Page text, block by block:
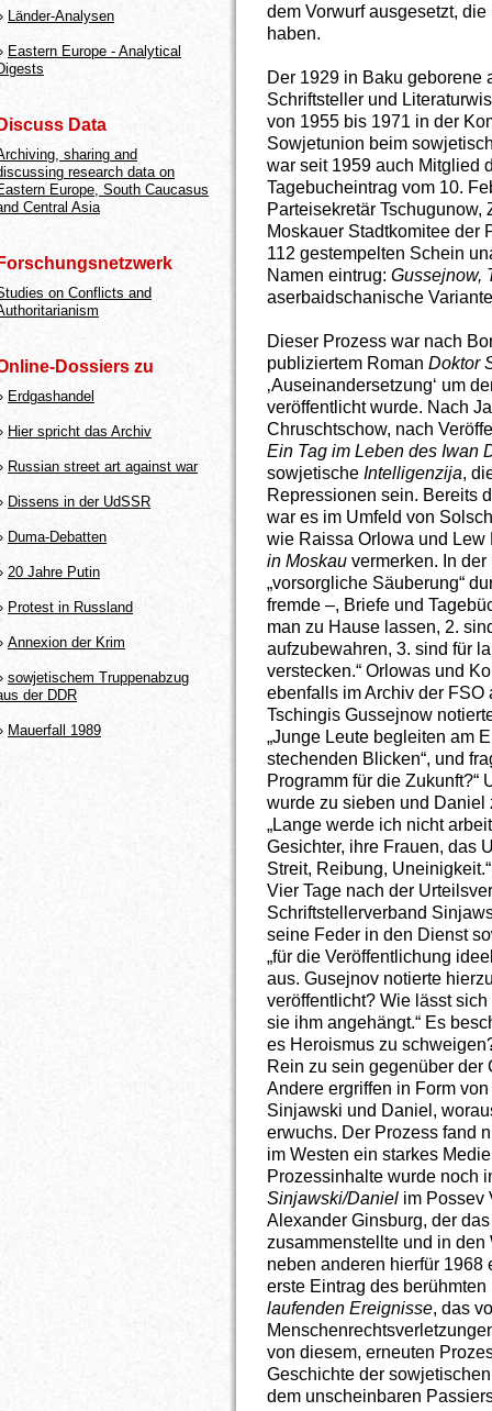
dem Vorwurf ausgesetzt,
haben.
Der 1929 in Baku geborene
Schriftsteller und
von 1955 bis 1971 in der
Sowjetunion beim
war seit 1959 auch Mitglied
Tagebucheintrag vom 10.
Parteisekretär
Moskauer Stadtkomitee der
112 gestempelten Schein
Namen eintrug: Gussejnow,
aserbaidschanische
Dieser Prozess war nach
publiziertem Roman Doktor
‚Auseinandersetzung‘ um
veröffentlicht wurde. Nach
Chruschtschow, nach
Ein Tag im Leben des Iwan
sowjetische Intelligenzija,
Repressionen sein. Bereits
war es im Umfeld von
wie Raissa Orlowa und
in Moskau vermerken. In
„vorsorgliche Säuberung“
fremde –, Briefe und
man zu Hause lassen, 2.
aufzubewahren, 3. sind für
verstecken.“ Orlowas und
ebenfalls im Archiv der FSO
Tschingis Gussejnow
„Junge Leute begleiten am
stechenden Blicken“, und
Programm für die
wurde zu sieben und Daniel
„Lange werde ich nicht
Gesichter, ihre Frauen, das
Streit, Reibung, Uneinigkeit.“
Vier Tage nach der
Schriftstellerverband
seine Feder in den Dienst
„für die Veröffentlichung
aus. Gusejnov notierte
veröffentlicht? Wie lässt
sie ihm angehängt.“ Es
es Heroismus zu
Rein zu sein gegenüber der
Andere ergriffen in Form
Sinjawski und Daniel,
erwuchs. Der Prozess fand
im Westen ein starkes
Prozessinhalte wurde noch
Sinjawski/Daniel im Possev
Alexander Ginsburg, der
zusammenstellte und in
neben anderen hierfür 1968
erste Eintrag des
laufenden Ereignisse, das
von diesem, erneuten
Geschichte der
dem unscheinbaren
Länder-Analysen
Eastern Europe - Analytical
Data
sharing and
research data on
Europe, South Caucasus
Central Asia
on Conflicts and
Dossiers zu
Erdgashandel
Hier spricht das Archiv
Russian street art against war
Dissens in der UdSSR
Duma-Debatten
20 Jahre Putin
Protest in Russland
Annexion der Krim
sowjetischem Truppenabzug
der DDR
Mauerfall 1989